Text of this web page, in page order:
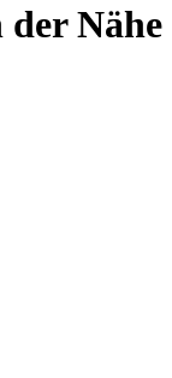
Nähe